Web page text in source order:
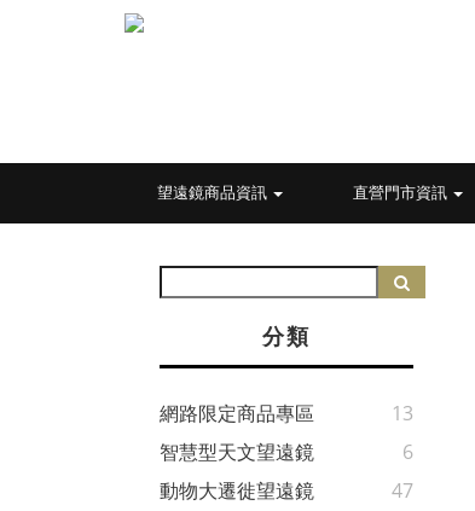
望遠鏡商品資訊 直營門市資訊
分類
網路限定商品專區
13
智慧型天文望遠鏡
6
動物大遷徙望遠鏡
47